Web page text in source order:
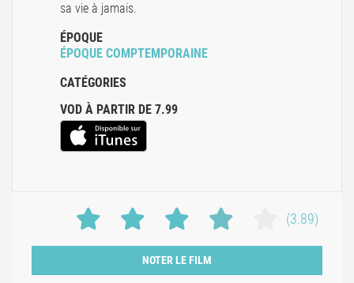
sa vie à jamais.
ÉPOQUE
ÉPOQUE COMPTEMPORAINE
CATÉGORIES
VOD À PARTIR DE 7.99
(3.89)
NOTER LE FILM